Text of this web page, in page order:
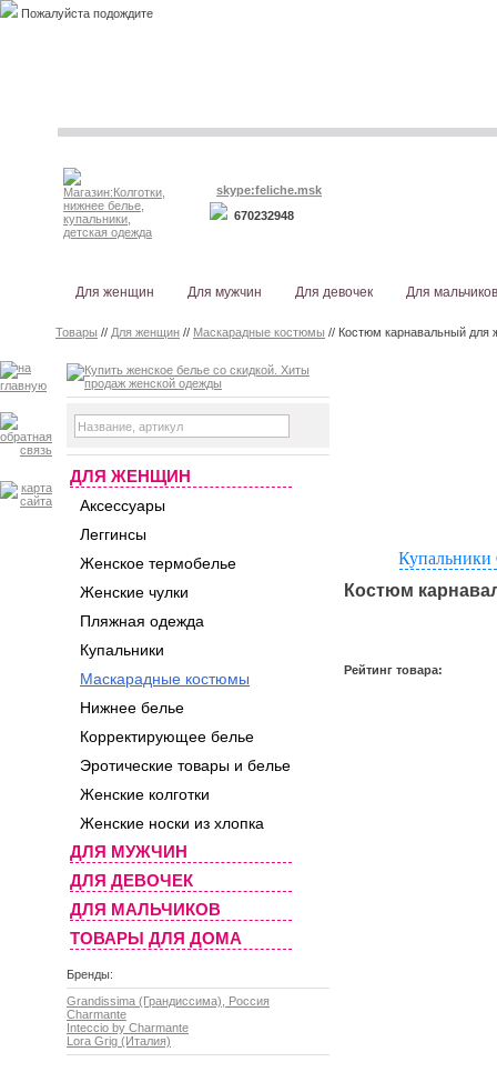
Пожалуйста подождите
skype:feliche.msk
670232948
Для женщин Для мужчин Для девочек Для мальчиков
Товары // Для женщин // Маскарадные костюмы // Костюм карнавальный для
ДЛЯ ЖЕНЩИН
Аксессуары
Леггинсы
Женское термобелье
Женские чулки
Пляжная одежда
Купальники
Маскарадные костюмы
Нижнее белье
Корректирующее белье
Эротические товары и белье
Женские колготки
Женские носки из хлопка
ДЛЯ МУЖЧИН
ДЛЯ ДЕВОЧЕК
ДЛЯ МАЛЬЧИКОВ
ТОВАРЫ ДЛЯ ДОМА
Бренды:
Grandissima (Грандиссима), Россия
Charmante
Inteccio by Charmante
Lora Grig (Италия)
Купальники
Костюм
Рейтинг товара: